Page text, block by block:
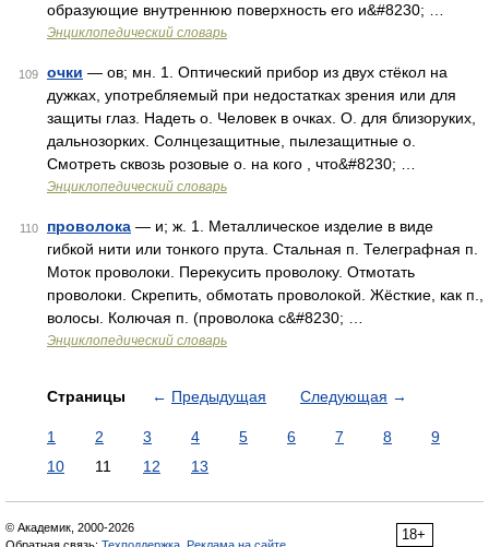
образующие внутреннюю поверхность его и&#8230; …
Энциклопедический словарь
109 очки — ов; мн. 1. Оптический прибор из двух стёкол на
дужках, употребляемый при недостатках зрения или для
защиты глаз. Надеть о. Человек в очках. О. для близоруких,
дальнозорких. Солнцезащитные, пылезащитные о.
Смотреть сквозь розовые о. на кого , что&#8230; …
Энциклопедический словарь
110 проволока — и; ж. 1. Металлическое изделие в виде
гибкой нити или тонкого прута. Стальная п. Телеграфная п.
Моток проволоки. Перекусить проволоку. Отмотать
проволоки. Скрепить, обмотать проволокой. Жёсткие, как п.,
волосы. Колючая п. (проволока с&#8230; …
Энциклопедический словарь
Страницы ← Предыдущая Следующая →
1 2 3 4 5 6 7 8
9
10
11 12 13
18+
© Академик, 2000-2026